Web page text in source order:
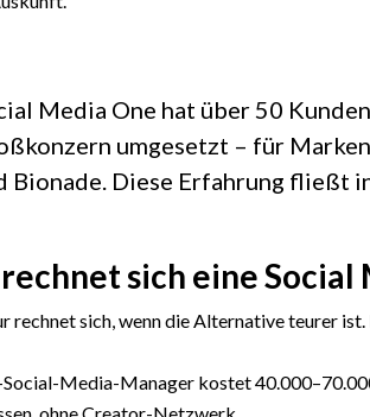
Media One hat über 50
umgesetzt – für
Bionade. Diese Erfahrung fließt
sich eine Social
rechnet sich, wenn die Alternative teurer
Social-Media-Manager kostet